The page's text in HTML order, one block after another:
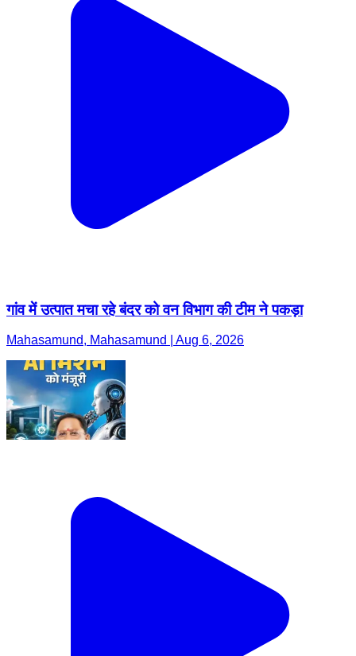
गांव में उत्पात मचा रहे बंदर को वन विभाग की टीम ने पकड़ा
Mahasamund, Mahasamund | Aug 6, 2026